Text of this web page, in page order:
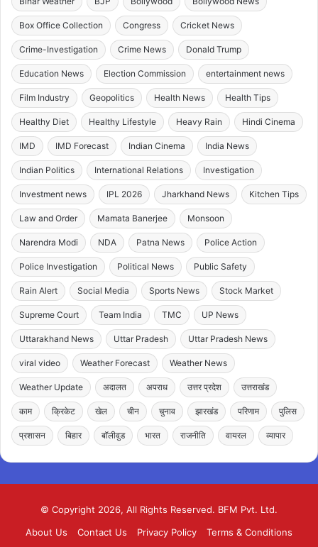
Box Office Collection Congress Cricket News
Crime-Investigation Crime News Donald Trump
Education News Election Commission entertainment news
Film Industry Geopolitics Health News Health Tips
Healthy Diet Healthy Lifestyle Heavy Rain Hindi Cinema
IMD IMD Forecast Indian Cinema India News
Indian Politics International Relations Investigation
Investment news IPL 2026 Jharkhand News Kitchen Tips
Law and Order Mamata Banerjee Monsoon
Narendra Modi NDA Patna News Police Action
Police Investigation Political News Public Safety
Rain Alert Social Media Sports News Stock Market
Supreme Court Team India TMC UP News
Uttarakhand News Uttar Pradesh Uttar Pradesh News
viral video Weather Forecast Weather News
Weather Update अदालत अपराध उत्तर प्रदेश उत्तराखंड
काम क्रिकेट खेल चीन चुनाव झारखंड परिणाम पुलिस
प्रशासन बिहार बॉलीवुड भारत राजनीति वायरल व्यापार
© Copyright 2026, All Rights Reserved. BFM Pvt. Ltd.
About Us
Contact Us Privacy Policy Terms & Conditions